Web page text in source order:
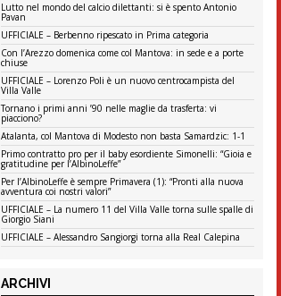
Lutto nel mondo del calcio dilettanti: si è spento Antonio
Pavan
UFFICIALE – Berbenno ripescato in Prima categoria
Con l’Arezzo domenica come col Mantova: in sede e a porte
chiuse
UFFICIALE – Lorenzo Poli è un nuovo centrocampista del
Villa Valle
Tornano i primi anni ’90 nelle maglie da trasferta: vi
piacciono?
Atalanta, col Mantova di Modesto non basta Samardzic: 1-1
Primo contratto pro per il baby esordiente Simonelli: “Gioia e
gratitudine per l’AlbinoLeffe”
Per l’AlbinoLeffe è sempre Primavera (1): “Pronti alla nuova
avventura coi nostri valori”
UFFICIALE – La numero 11 del Villa Valle torna sulle spalle di
Giorgio Siani
UFFICIALE – Alessandro Sangiorgi torna alla Real Calepina
ARCHIVI